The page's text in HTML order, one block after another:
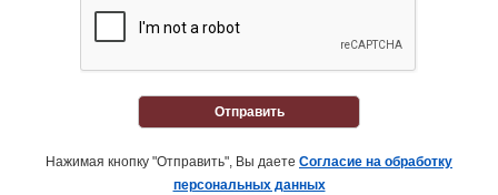
Отправить
Нажимая кнопку "Отправить", Вы даете Согласие на обработку
персональных данных